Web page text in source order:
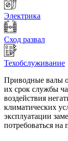
Электрика
Сход развал
Техобслуживание
Приводные валы
их срок службы
воздействия
климатических
эксплуатации
потребоваться на